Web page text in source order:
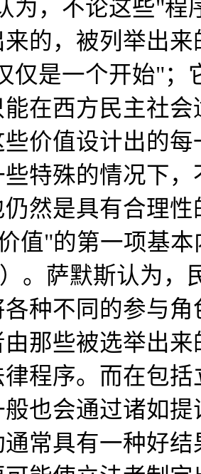
为，不论这些"程
的，被列举出
仅是一个开始"；
在西方民主社
些价值设计出的
特殊的情况下
然是具有合理性
"的第一项基本
）。萨默斯认为
种不同的参与
那些被选举出
程序。而在包
般也会通过诸如
常具有一种好